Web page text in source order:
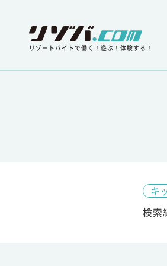
リゾートバイトで働く！遊ぶ！体験する！
キ
検索